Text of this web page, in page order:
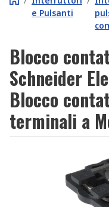
e Pulsanti
Blocco
Schneider
Blocco
terminali a